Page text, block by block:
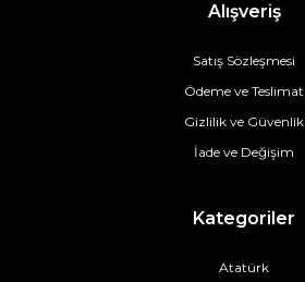
Alışveriş
Satış Sözleşmesi
Ödeme ve Teslimat
Gizlilik ve Güvenlik
İade ve Değişim
Kategoriler
Atatürk